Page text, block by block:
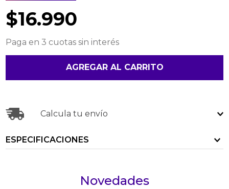
$16.990
Paga en 3 cuotas sin interés
AGREGAR AL CARRITO
Calcula tu envío
ESPECIFICACIONES
Novedades